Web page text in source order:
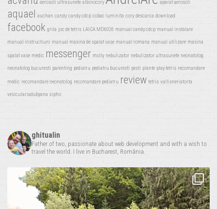
aerosoli ultrasunete albinocory aparat aerosoli
aquael auchan candy candy cdcp cobac luminita cory descarca download
facebook grila joc de tetris LAICA MD6026 manual candy cdcp manual instalare
manual instructiuni manual masina de spalat vase manual romana manual utilizare masina
spalat vase medic messenger molly nebulizator nebulizator ultrasunete neonatolog
neonatolog bucuresti parenting pediatru pediatru bucuresti pesti plante play tetris recomandare
medic recomandare neonatolog recomandare pediatru review tetris vallisneriatorta
vesiculariadubyana xipho
ghitualin
Father of two, passionate about web development and with a wish to
travel the world. I live in Bucharest, România.